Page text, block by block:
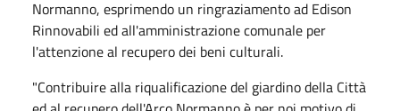
Normanno, esprimendo un ringraziamento ad Edison
Rinnovabili ed all'amministrazione comunale per
l'attenzione al recupero dei beni culturali.
"Contribuire alla riqualificazione del giardino della Città